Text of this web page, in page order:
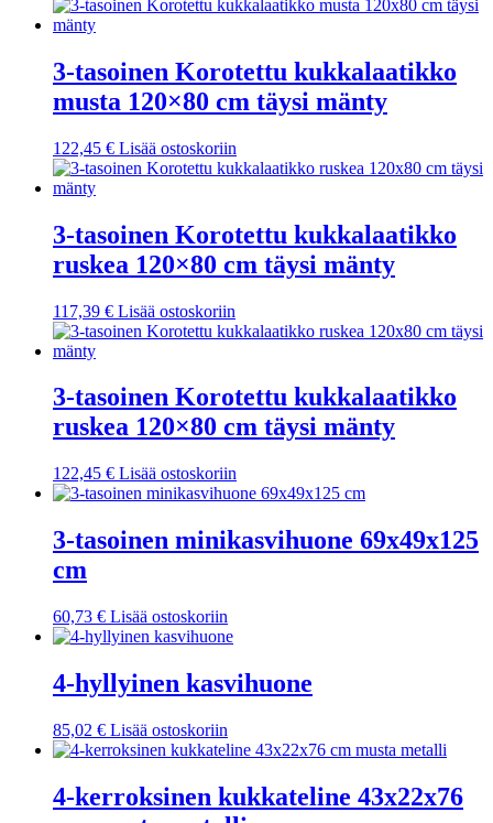
3-tasoinen Korotettu kukkalaatikko
musta 120×80 cm täysi mänty
122,45 € Lisää ostoskoriin
3-tasoinen Korotettu kukkalaatikko
ruskea 120×80 cm täysi mänty
117,39 € Lisää ostoskoriin
3-tasoinen Korotettu kukkalaatikko
ruskea 120×80 cm täysi mänty
122,45 € Lisää ostoskoriin
3-tasoinen minikasvihuone 69x49x125
cm
60,73 € Lisää ostoskoriin
4-hyllyinen kasvihuone
85,02 € Lisää ostoskoriin
4-kerroksinen kukkateline 43x22x76